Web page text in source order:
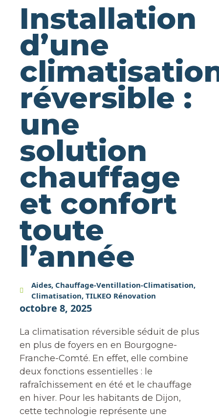
Installation
d’une
réversible :
une
solution
chauffage
et confort
toute
l’année
Aides, Chauffage-Ventillation-Climatisation,
Climatisation, TILKEO Rénovation
octobre 8, 2025
La climatisation réversible séduit de plus
en plus de foyers en en Bourgogne-
Franche-Comté. En effet, elle combine
deux fonctions essentielles : le
rafraîchissement en été et le chauffage
en hiver. Pour les habitants de Dijon,
cette technologie représente une